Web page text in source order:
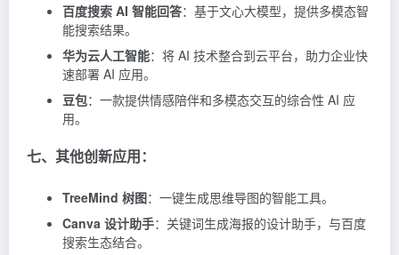
百度搜索 AI 智能回答：基于文心大模型，提供多模态智
能搜索结果。
华为云人工智能：将 AI 技术整合到云平台，助力企业快
速部署 AI 应用。
豆包：一款提供情感陪伴和多模态交互的综合性 AI 应
用。
七、其他创新应用：
TreeMind 树图：一键生成思维导图的智能工具。
Canva 设计助手：关键词生成海报的设计助手，与百度
搜索生态结合。